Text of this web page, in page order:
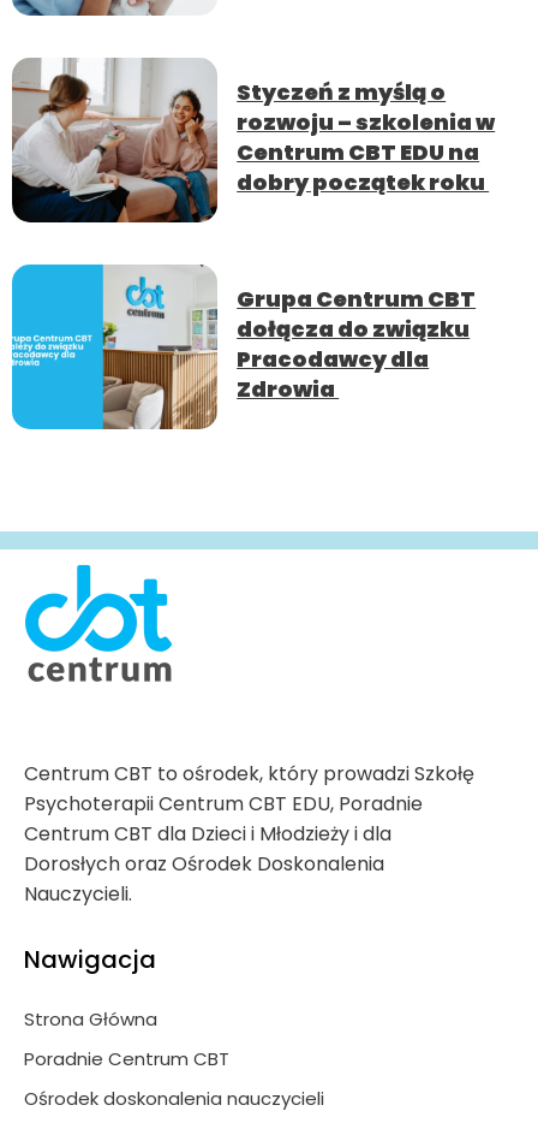
Styczeń z myślą o
rozwoju – szkolenia w
Centrum CBT EDU na
dobry początek roku
Grupa Centrum CBT
dołącza do związku
Pracodawcy dla
Zdrowia
Centrum CBT to ośrodek, który prowadzi Szkołę
Psychoterapii Centrum CBT EDU, Poradnie
Centrum CBT dla Dzieci i Młodzieży i dla
Dorosłych oraz Ośrodek Doskonalenia
Nauczycieli.
Nawigacja
Strona Główna
Poradnie Centrum CBT
Ośrodek doskonalenia nauczycieli